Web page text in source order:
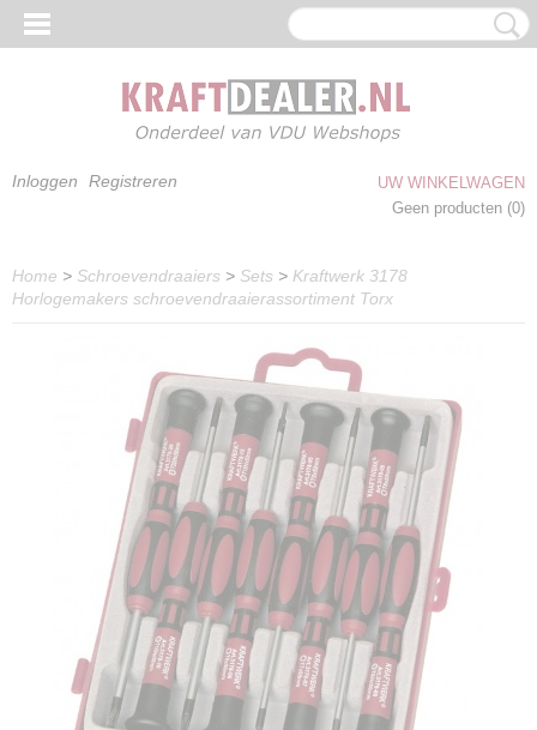
Inloggen Registreren
UW WINKELWAGEN
Geen producten (0)
Home > Schroevendraaiers > Sets > Kraftwerk 3178
Horlogemakers schroevendraaierassortiment Torx